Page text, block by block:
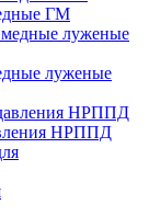
ГМ
луженые
НРППД